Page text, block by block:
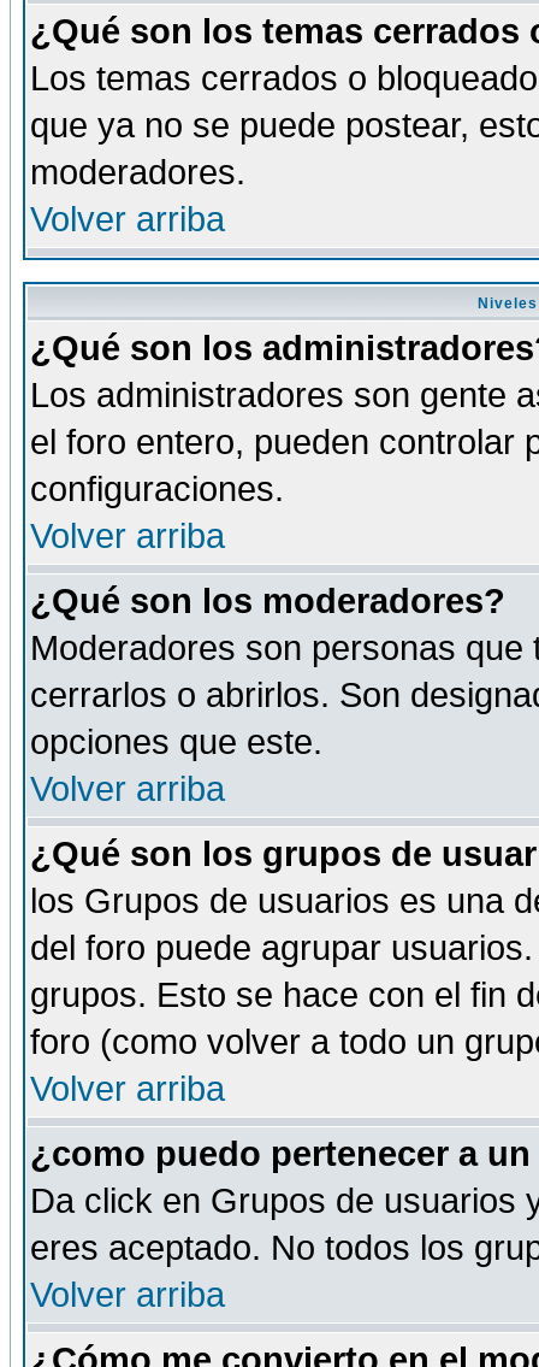
¿Qué son los temas cerrados
Los temas cerrados o
que ya no se puede postear,
moderadores.
Volver arriba
¿Qué son los
Los administradores son gente
el foro entero, pueden controlar
configuraciones.
Volver arriba
¿Qué son los moderadores?
Moderadores son personas
cerrarlos o abrirlos. Son
opciones que este.
Volver arriba
¿Qué son los grupos de
los Grupos de usuarios es una
del foro puede agrupar
grupos. Esto se hace con el fin
foro (como volver a todo un
Volver arriba
¿como puedo pertenecer a
Da click en Grupos de usuarios
eres aceptado. No todos los
Volver arriba